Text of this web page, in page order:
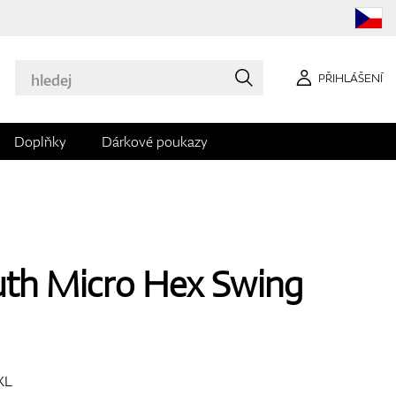
PŘIHLÁŠENÍ
Doplňky Dárkové poukazy
Micro Hex Swing